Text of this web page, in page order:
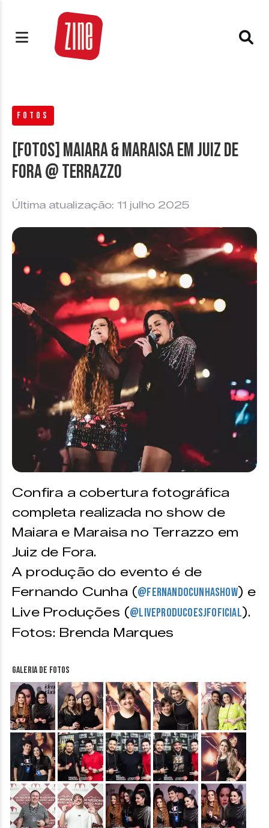
FOTOS
[FOTOS] Maiara & Maraisa em Juiz de
Fora @ Terrazzo
Última atualização: 11 julho 2025
Confira a cobertura fotográfica
completa realizada no show de
Maiara e Maraisa no Terrazzo em
Juiz de Fora.
A produção do evento é de
Fernando Cunha (@fernandocunhashow) e
Live Produções (@liveproducoesjfoficial).
Fotos: Brenda Marques
Galeria de fotos
&nbsp; &nbsp; &nbsp; &nbsp; &nbsp;
&nbsp; &nbsp; &nbsp; &nbsp; &nbsp;
&nbsp; &nbsp; &nbsp; &nbsp; &nbsp;